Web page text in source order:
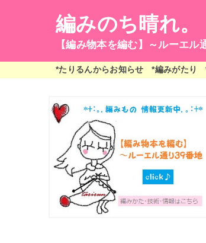
編みのち晴れ。
【編み物本を編む】～ルーエ
*たりるんからお知らせ *編みがたり